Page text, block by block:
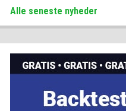
Alle seneste nyheder